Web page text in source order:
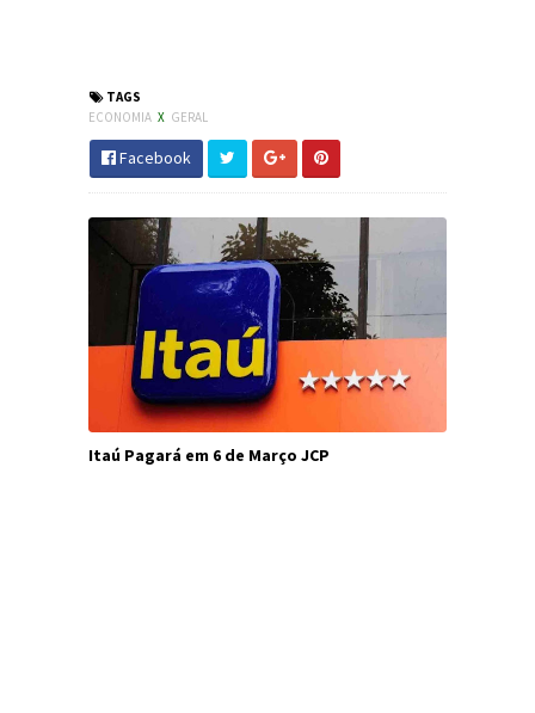
TAGS
ECONOMIA X GERAL
Facebook
Itaú Pagará em 6 de Março JCP